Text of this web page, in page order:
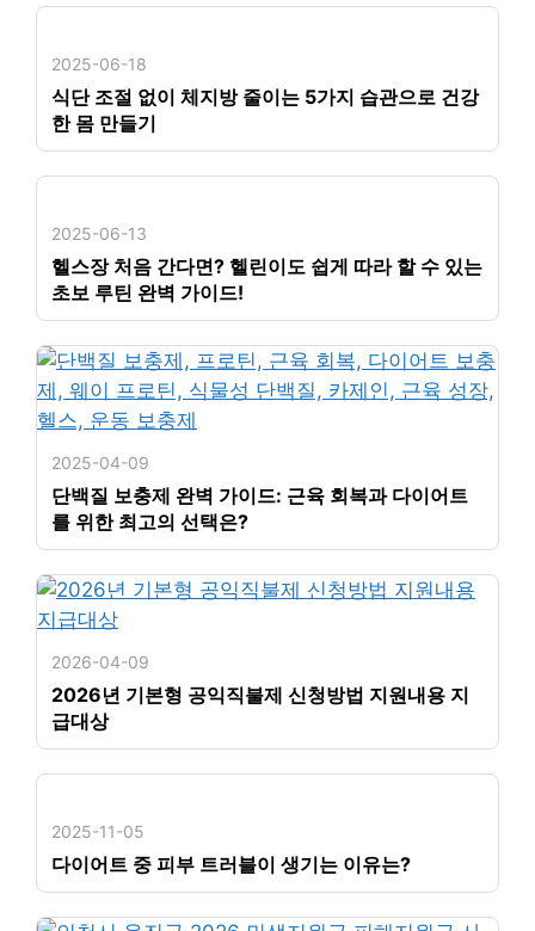
2025-06-18
식단 조절 없이 체지방 줄이는 5가지 습관으로 건강
한 몸 만들기
2025-06-13
헬스장 처음 간다면? 헬린이도 쉽게 따라 할 수 있는
초보 루틴 완벽 가이드!
2025-04-09
단백질 보충제 완벽 가이드: 근육 회복과 다이어트
를 위한 최고의 선택은?
2026-04-09
2026년 기본형 공익직불제 신청방법 지원내용 지
급대상
2025-11-05
다이어트 중 피부 트러블이 생기는 이유는?